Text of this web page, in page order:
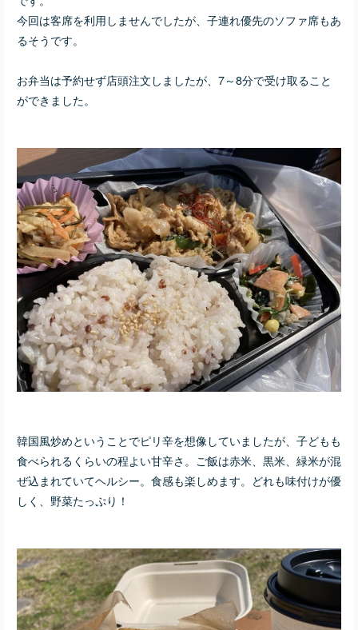
今回は客席を利用しませんでしたが、子連れ優先のソファ席もあ
るそうです。
お弁当は予約せず店頭注文しましたが、7～8分で受け取ること
ができました。
韓国風炒めということでピリ辛を想像していましたが、子どもも
食べられるくらいの程よい甘辛さ。ご飯は赤米、黒米、緑米が混
ぜ込まれていてヘルシー。食感も楽しめます。どれも味付けが優
しく、野菜たっぷり！